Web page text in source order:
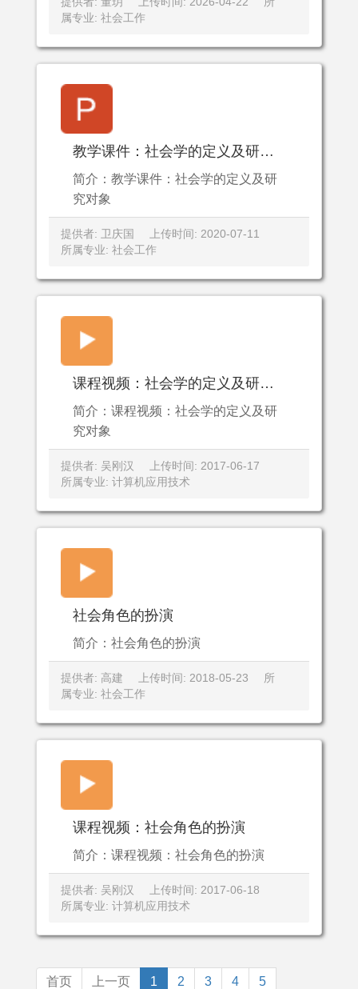
属专业: 社会工作
教学课件：社会学的定义及研究对象
简介：教学课件：社会学的定义及研
究对象
提供者: 卫庆国
上传时间: 2020-07-11
所属专业: 社会工作
课程视频：社会学的定义及研究对象
简介：课程视频：社会学的定义及研
究对象
提供者: 吴刚汉
上传时间: 2017-06-17
所属专业: 计算机应用技术
社会角色的扮演
简介：社会角色的扮演
提供者: 高建 上传时间: 2018-05-23
所
属专业: 社会工作
课程视频：社会角色的扮演
简介：课程视频：社会角色的扮演
提供者: 吴刚汉
上传时间: 2017-06-18
所属专业: 计算机应用技术
首页 上一页 1 2 3 4 5